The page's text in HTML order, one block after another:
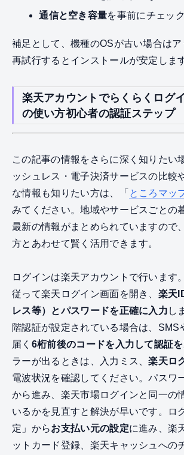
通信と空き容量を事前にチェック
補足として、機種のOSが古い場合は
再試行するとインストールが安定しま
楽天アカウントでらくらくログ
の使い方初心者の認証ステップ
この記事の情報をさらに深く知りたい
ッシュレス・電子決済サービスの比較
な情報も知りたい方は、「 ところマッ
みてください。地域やサービスごとの
最新の情報がまとめられていますので
方とあわせて賢く活用できます。
ログインは楽天アカウントで行います
従って楽天ログイン画面を開き、 楽天
レス等）とパスワードを正確に入力 し
階認証が設定されている場合は、SMS
届く 6桁前後のコードを入力して認証
ラーが出るときは、入力ミス、楽天ロ
電波状況を確認してください。パスワ
から進み、楽天市場ログインと同一の
いるかを見直すと解決が早いです。ロ
定」からお支払い元の設定に進み、楽
ットカード登録、楽天キャッシュへの